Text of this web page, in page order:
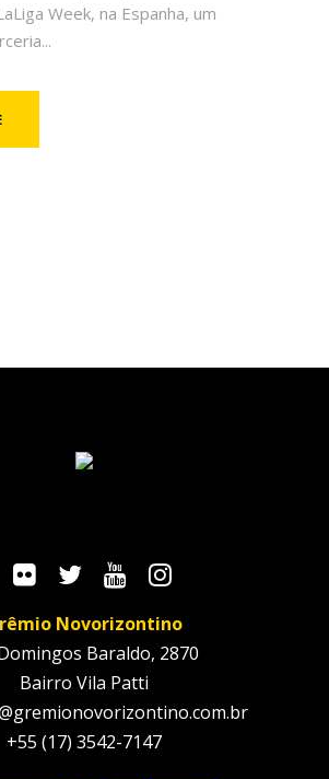
Week, na Espanha, um
Novorizontino
Baraldo, 2870
Bairro Vila Patti
+55 (17) 3542-7147